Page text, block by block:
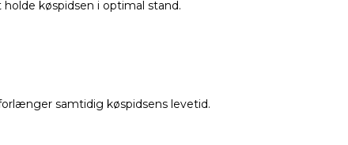
køspidsen i optimal stand.
samtidig køspidsens levetid.